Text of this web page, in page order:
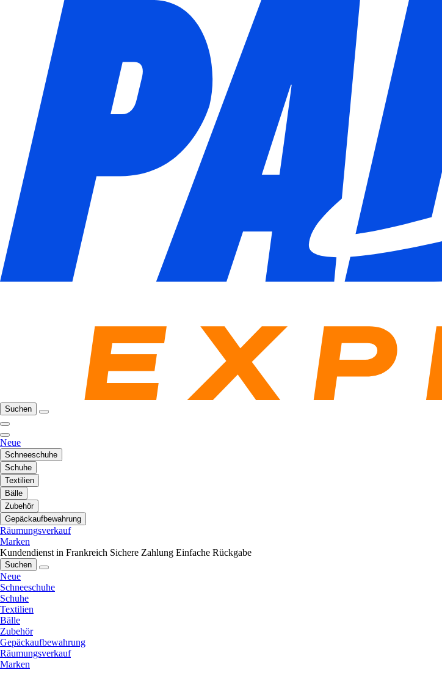
Suchen
Neue
Schneeschuhe
Schuhe
Textilien
Bälle
Zubehör
Gepäckaufbewahrung
Räumungsverkauf
Marken
Kundendienst in Frankreich Sichere Zahlung Einfache Rückgabe
Suchen
Neue
Schneeschuhe
Schuhe
Textilien
Bälle
Zubehör
Gepäckaufbewahrung
Räumungsverkauf
Marken